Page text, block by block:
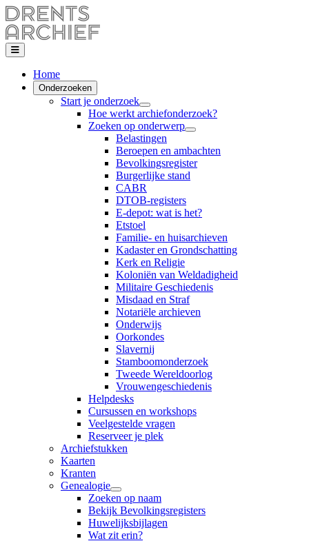
Home
Onderzoeken
Start je onderzoek
Hoe werkt archiefonderzoek?
Zoeken op onderwerp
Belastingen
Beroepen en ambachten
Bevolkingsregister
Burgerlijke stand
CABR
DTOB-registers
E-depot: wat is het?
Etstoel
Familie- en huisarchieven
Kadaster en Grondschatting
Kerk en Religie
Koloniën van Weldadigheid
Militaire Geschiedenis
Misdaad en Straf
Notariële archieven
Onderwijs
Oorkondes
Slavernij
Stamboomonderzoek
Tweede Wereldoorlog
Vrouwengeschiedenis
Helpdesks
Cursussen en workshops
Veelgestelde vragen
Reserveer je plek
Archiefstukken
Kaarten
Kranten
Genealogie
Zoeken op naam
Bekijk Bevolkingsregisters
Huwelijksbijlagen
Wat zit erin?